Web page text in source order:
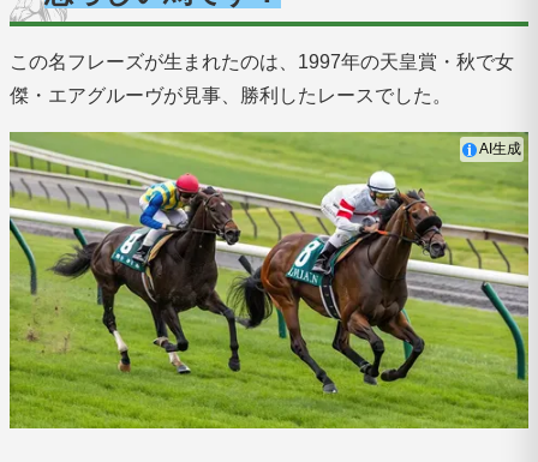
この名フレーズが生まれたのは、1997年の天皇賞・秋で女
傑・エアグルーヴが見事、勝利したレースでした。
AI生成